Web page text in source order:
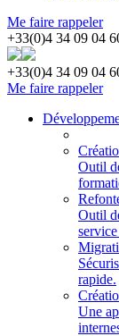
Me faire rappeler
+33(0)4 34 09 04
+33(0)4 34 09 04
Me faire rappeler
Outil
Outil
rapide.
Une